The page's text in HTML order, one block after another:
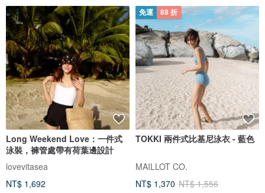
Long Weekend Love：一件式
泳裝，褲管處帶有荷葉邊設計
lovevitasea
NT$ 1,692
免運 88 折
TOKKI 兩件式比基尼泳衣 - 藍色
MAILLOT CO.
NT$ 1,370 NT$ 1,556